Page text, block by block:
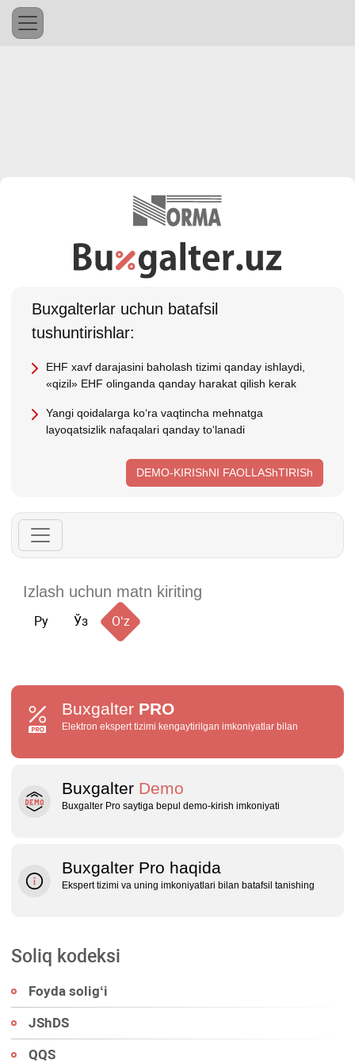
Buхgalterlar uchun batafsil
tushuntirishlar:
EHF хavf darajasini baholash tizimi qanday ishlaydi,
«qizil» EHF olinganda qanday harakat qilish kerak
Yangi qoidalarga koʻra vaqtincha mehnatga
layoqatsizlik nafaqalari qanday toʻlanadi
DEMO-KIRIShNI FAOLLAShTIRISh
Ру Ўз Oʻz
Buxgalter PRO
Elektron ekspert tizimi kengaytirilgan imkoniyatlar bilan
Buxgalter Demo
Buxgalter Pro saytiga bepul demo‑kirish imkoniyati
Buxgalter Pro haqida
Ekspert tizimi va uning imkoniyatlari bilan batafsil tanishing
Soliq kodeksi
Foyda soligʻi
JShDS
QQS